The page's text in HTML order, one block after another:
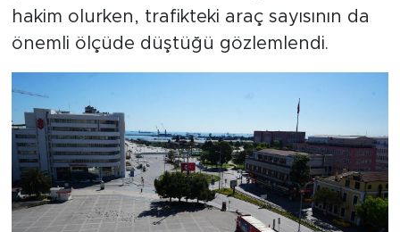
hakim olurken, trafikteki araç sayısının da
önemli ölçüde düştüğü gözlemlendi.